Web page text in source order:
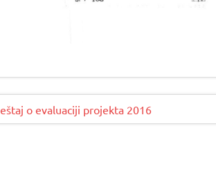
o evaluaciji projekta 2016